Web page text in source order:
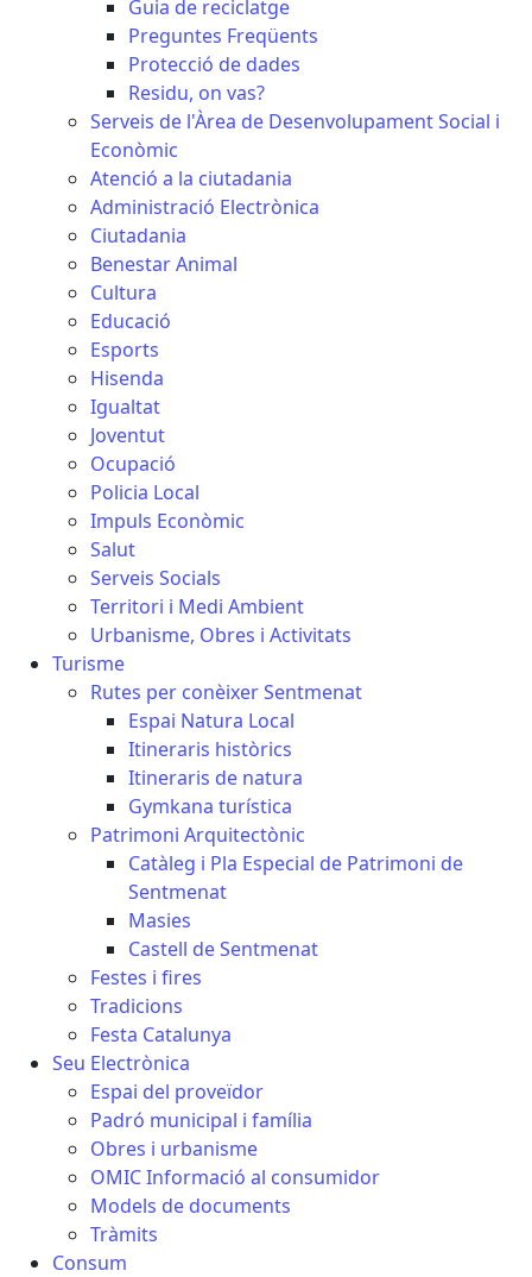
Guia de reciclatge
Preguntes Freqüents
Protecció de dades
Residu, on vas?
Serveis de l'Àrea de Desenvolupament Social i
Econòmic
Atenció a la ciutadania
Administració Electrònica
Ciutadania
Benestar Animal
Cultura
Educació
Esports
Hisenda
Igualtat
Joventut
Ocupació
Policia Local
Impuls Econòmic
Salut
Serveis Socials
Territori i Medi Ambient
Urbanisme, Obres i Activitats
Turisme
Rutes per conèixer Sentmenat
Espai Natura Local
Itineraris històrics
Itineraris de natura
Gymkana turística
Patrimoni Arquitectònic
Catàleg i Pla Especial de Patrimoni de
Sentmenat
Masies
Castell de Sentmenat
Festes i fires
Tradicions
Festa Catalunya
Seu Electrònica
Espai del proveïdor
Padró municipal i família
Obres i urbanisme
OMIC Informació al consumidor
Models de documents
Tràmits
Consum